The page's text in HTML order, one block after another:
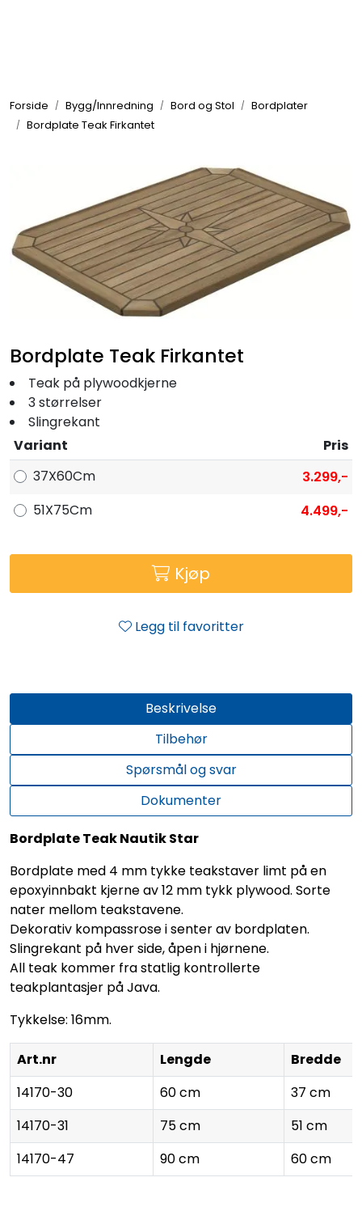
Forside Bygg/Innredning Bord og Stol
Bordplater
Bordplate Teak Firkantet
Bordplate Teak Firkantet
Teak på plywoodkjerne
3 størrelser
Slingrekant
Variant
Pris
37X60Cm
3.299,-
51X75Cm
4.499,-
Kjøp
Legg til favoritter
Beskrivelse
Tilbehør
Spørsmål og svar
Dokumenter
Bordplate Teak Nautik Star
Bordplate med 4 mm tykke teakstaver limt på en
epoxyinnbakt kjerne av 12 mm tykk plywood. Sorte
nater mellom teakstavene.
Dekorativ kompassrose i senter av bordplaten.
Slingrekant på hver side, åpen i hjørnene.
All teak kommer fra statlig kontrollerte
teakplantasjer på Java.
Tykkelse: 16mm.
Art.nr Lengde
Bredde
14170-30
60 cm
37 cm
14170-31
75 cm
51 cm
14170-47
90 cm 60 cm
Elektrisk
Komfort
VVS
Motor/Styring
Fortøyning
Fritid/Sikkerhet
Båtpleie/Opplag
Seil